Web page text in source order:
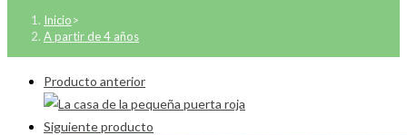
Inicio>
A partir de 4 años
Producto anterior
Siguiente producto